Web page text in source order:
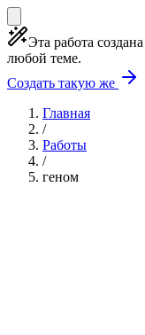
Эта работа
любой теме.
Создать такую же
Главная
/
Работы
/
геном